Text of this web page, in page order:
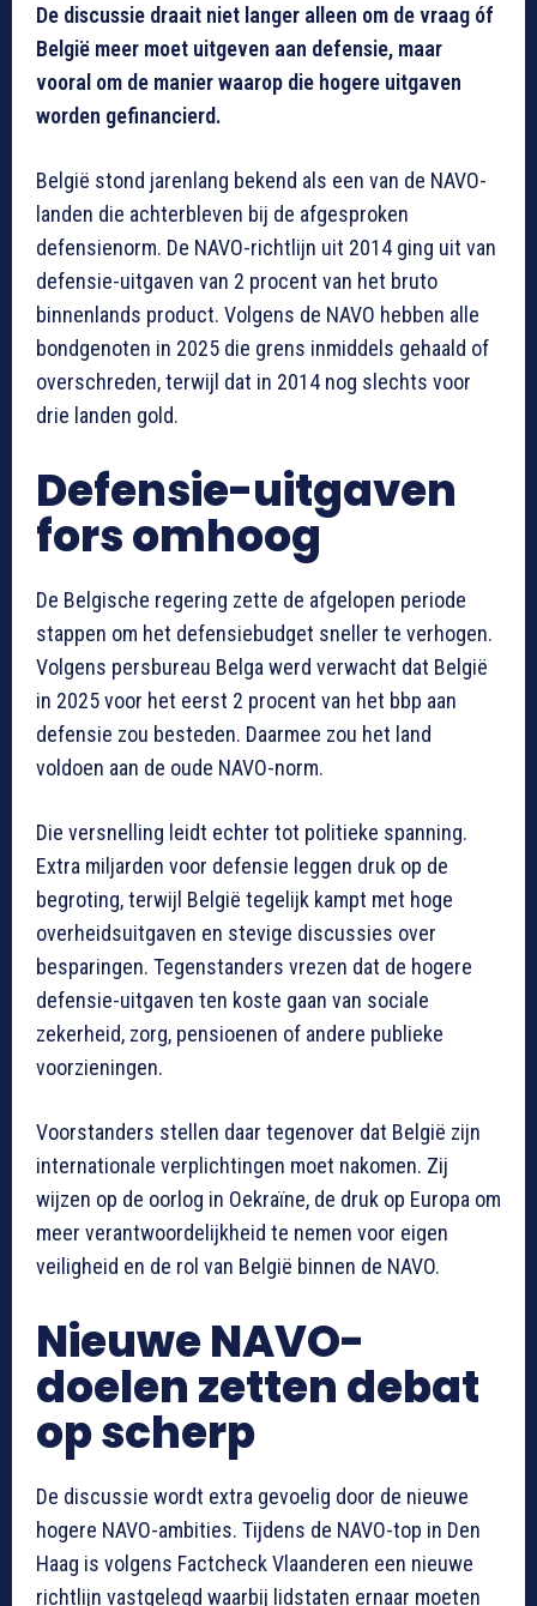
De discussie draait niet langer alleen om de vraag óf
België meer moet uitgeven aan defensie, maar
vooral om de manier waarop die hogere uitgaven
worden gefinancierd.
België stond jarenlang bekend als een van de NAVO-
landen die achterbleven bij de afgesproken
defensienorm. De NAVO-richtlijn uit 2014 ging uit van
defensie-uitgaven van 2 procent van het bruto
binnenlands product. Volgens de NAVO hebben alle
bondgenoten in 2025 die grens inmiddels gehaald of
overschreden, terwijl dat in 2014 nog slechts voor
drie landen gold.
Defensie-uitgaven
fors omhoog
De Belgische regering zette de afgelopen periode
stappen om het defensiebudget sneller te verhogen.
Volgens persbureau Belga werd verwacht dat België
in 2025 voor het eerst 2 procent van het bbp aan
defensie zou besteden. Daarmee zou het land
voldoen aan de oude NAVO-norm.
Die versnelling leidt echter tot politieke spanning.
Extra miljarden voor defensie leggen druk op de
begroting, terwijl België tegelijk kampt met hoge
overheidsuitgaven en stevige discussies over
besparingen. Tegenstanders vrezen dat de hogere
defensie-uitgaven ten koste gaan van sociale
zekerheid, zorg, pensioenen of andere publieke
voorzieningen.
Voorstanders stellen daar tegenover dat België zijn
internationale verplichtingen moet nakomen. Zij
wijzen op de oorlog in Oekraïne, de druk op Europa om
meer verantwoordelijkheid te nemen voor eigen
veiligheid en de rol van België binnen de NAVO.
Nieuwe NAVO-
doelen zetten debat
op scherp
De discussie wordt extra gevoelig door de nieuwe
hogere NAVO-ambities. Tijdens de NAVO-top in Den
Haag is volgens Factcheck Vlaanderen een nieuwe
richtlijn vastgelegd waarbij lidstaten ernaar moeten